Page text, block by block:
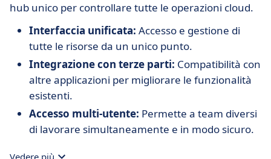
hub unico per controllare tutte le operazioni cloud.
Interfaccia unificata: Accesso e gestione di
tutte le risorse da un unico punto.
Integrazione con terze parti: Compatibilità con
altre applicazioni per migliorare le funzionalità
esistenti.
Accesso multi-utente: Permette a team diversi
di lavorare simultaneamente e in modo sicuro.
Vedere più